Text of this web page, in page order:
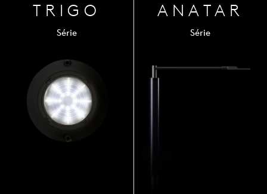
TRIGO
Série
ANA TAR
Série